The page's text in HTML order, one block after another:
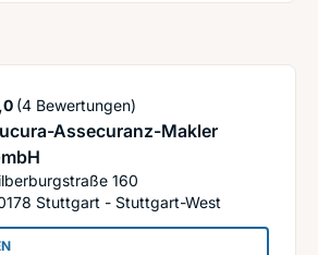
Assecuranz-Makler
160
Stuttgart - Stuttgart-West
Sterne
(4 Bewertungen)
: Eucura-Assecuranz-Makler GmbH